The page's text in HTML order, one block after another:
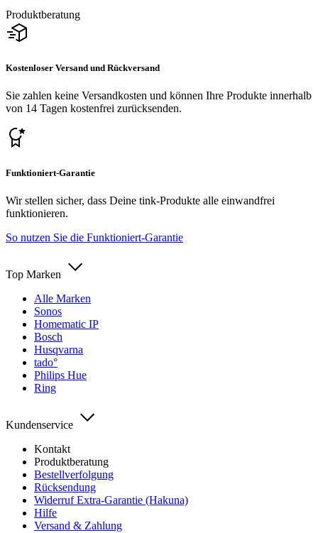
Produktberatung
Kostenloser Versand und Rückversand
Sie zahlen keine Versandkosten und können Ihre Produkte innerhalb
von 14 Tagen kostenfrei zurücksenden.
Funktioniert-Garantie
Wir stellen sicher, dass Deine tink-Produkte alle einwandfrei
funktionieren.
So nutzen Sie die Funktioniert-Garantie
Top Marken
Alle Marken
Sonos
Homematic IP
Bosch
Husqvarna
tado°
Philips Hue
Ring
Kundenservice
Kontakt
Produktberatung
Bestellverfolgung
Rücksendung
Widerruf Extra-Garantie (Hakuna)
Hilfe
Versand & Zahlung